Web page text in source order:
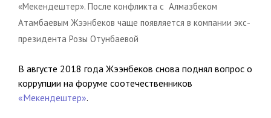
«Мекендештер». После конфликта с Алмазбеком
Атамбаевым Жээнбеков чаще появляется в компании экс-
президента Розы Отунбаевой
В августе 2018 года Жээнбеков снова поднял вопрос о
коррупции на форуме соотечественников
«Мекендештер».